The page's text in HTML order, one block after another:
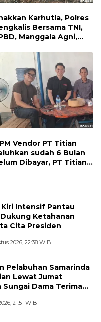
Karhutla, Polres
Bersama TNI,
Manggala Agni,
di Siak Kecil
Mandau
Vendor PT Titian
sudah 6 Bulan
Dibayar, PT Titian
Kiri Intensif Pantau
Ketahanan
Cita Presiden
2026, 22:38 WIB
Pelabuhan Samarinda
Lewat Jumat
Sungai Dama Terima
21:51 WIB